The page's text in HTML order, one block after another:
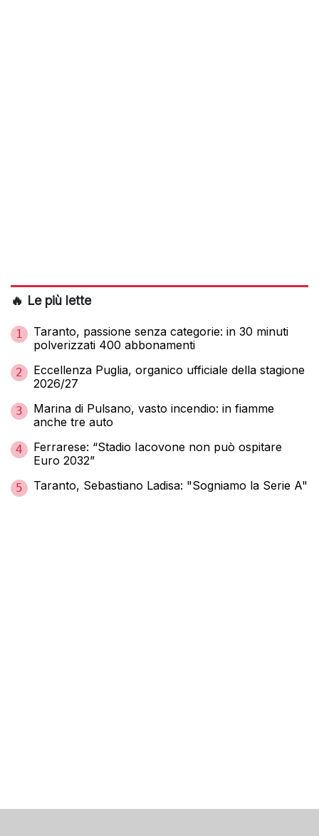
🔥 Le più lette
1
Taranto, passione senza categorie: in 30 minuti
polverizzati 400 abbonamenti
2
Eccellenza Puglia, organico ufficiale della stagione
2026/27
3
Marina di Pulsano, vasto incendio: in fiamme
anche tre auto
4
Ferrarese: “Stadio Iacovone non può ospitare
Euro 2032”
5 Taranto, Sebastiano Ladisa: "Sogniamo la Serie A"